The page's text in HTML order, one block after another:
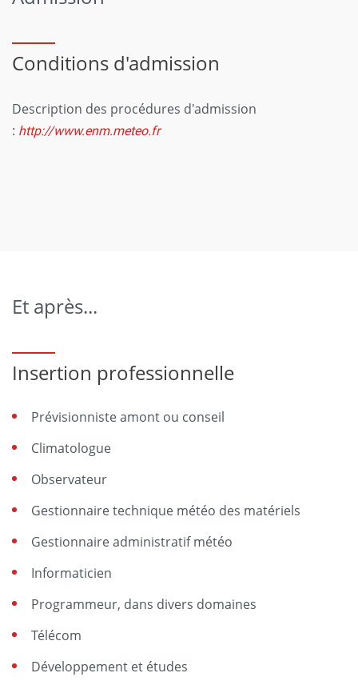
Conditions d'admission
Description des procédures d'admission
: http://www.enm.meteo.fr
Et après...
Insertion professionnelle
Prévisionniste amont ou conseil
Climatologue
Observateur
Gestionnaire technique météo des matériels
Gestionnaire administratif météo
Informaticien
Programmeur, dans divers domaines
Télécom
Développement et études